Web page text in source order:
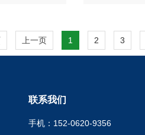
上一页 1 2 3
联系我们
手机：152-0620-9356